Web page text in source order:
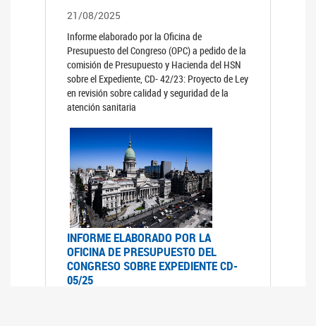
21/08/2025
Informe elaborado por la Oficina de
Presupuesto del Congreso (OPC) a pedido de la
comisión de Presupuesto y Hacienda del HSN
sobre el Expediente, CD- 42/23: Proyecto de Ley
en revisión sobre calidad y seguridad de la
atención sanitaria
INFORME ELABORADO POR LA
OFICINA DE PRESUPUESTO DEL
CONGRESO SOBRE EXPEDIENTE CD-
05/25